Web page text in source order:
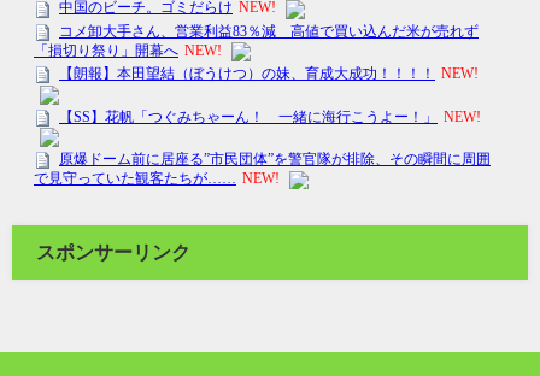
スポンサーリンク